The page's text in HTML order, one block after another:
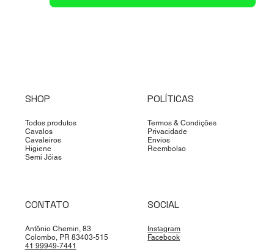
SHOP
Todos produtos
Cavalos
Cavaleiros
Higiene
Semi Jóias
POLÍTICAS
Termos & Condições
Privacidade
Envios
Reembolso
CONTATO
Antônio Chemin, 83
Colombo, PR 83403-515
41 99949-7441
SOCIAL
Instagram
Facebook